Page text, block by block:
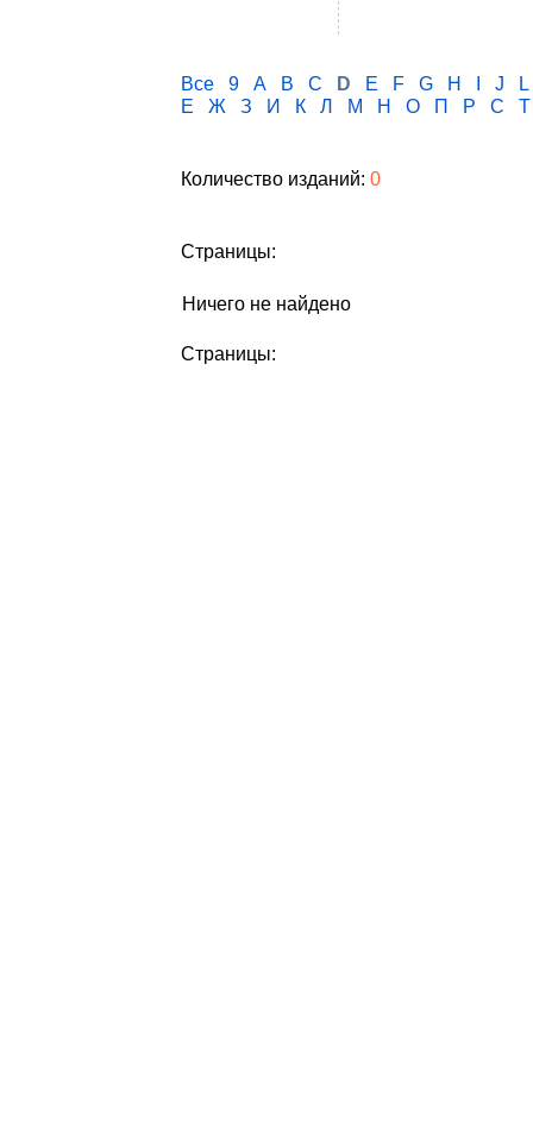
Все 9 A B C D E F G H J
L
Е
Ж З И К Л М Н О П Р С Т
Количество изданий: 0
Страницы:
Ничего не найдено
Страницы: